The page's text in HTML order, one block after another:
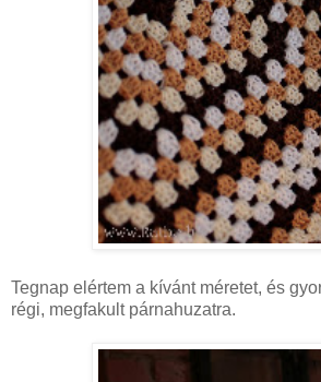
Tegnap elértem a kívánt méretet, és
régi, megfakult párnahuzatra.